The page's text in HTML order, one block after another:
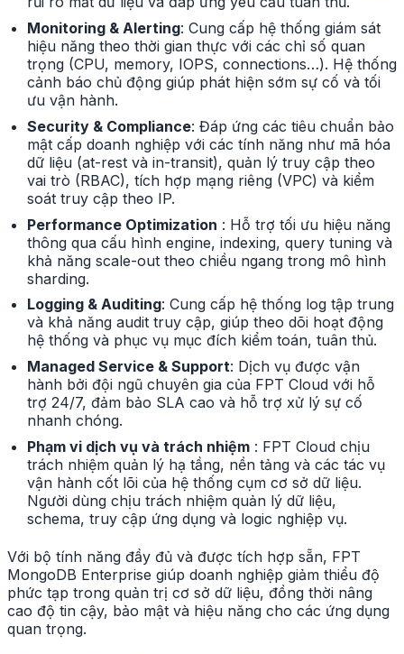
Monitoring & Alerting: Cung cấp hệ thống giám sát
hiệu năng theo thời gian thực với các chỉ số quan
trọng (CPU, memory, IOPS, connections…). Hệ thống
cảnh báo chủ động giúp phát hiện sớm sự cố và tối
ưu vận hành.
Security & Compliance: Đáp ứng các tiêu chuẩn bảo
mật cấp doanh nghiệp với các tính năng như mã hóa
dữ liệu (at-rest và in-transit), quản lý truy cập theo
vai trò (RBAC), tích hợp mạng riêng (VPC) và kiểm
soát truy cập theo IP.
Performance Optimization : Hỗ trợ tối ưu hiệu năng
thông qua cấu hình engine, indexing, query tuning và
khả năng scale-out theo chiều ngang trong mô hình
sharding.
Logging & Auditing: Cung cấp hệ thống log tập trung
và khả năng audit truy cập, giúp theo dõi hoạt động
hệ thống và phục vụ mục đích kiểm toán, tuân thủ.
Managed Service & Support: Dịch vụ được vận
hành bởi đội ngũ chuyên gia của FPT Cloud với hỗ
trợ 24/7, đảm bảo SLA cao và hỗ trợ xử lý sự cố
nhanh chóng.
Phạm vi dịch vụ và trách nhiệm: FPT Cloud chịu
trách nhiệm quản lý hạ tầng, nền tảng và các tác vụ
vận hành cốt lõi của hệ thống cụm cơ sở dữ liệu.
Người dùng chịu trách nhiệm quản lý dữ liệu,
schema, truy cập ứng dụng và logic nghiệp vụ.
Với bộ tính năng đầy đủ và được tích hợp sẵn, FPT
MongoDB Enterprise giúp doanh nghiệp giảm thiểu độ
phức tạp trong quản trị cơ sở dữ liệu, đồng thời nâng
cao độ tin cậy, bảo mật và hiệu năng cho các ứng dụng
quan trọng.